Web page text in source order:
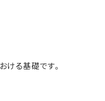
る基礎です。